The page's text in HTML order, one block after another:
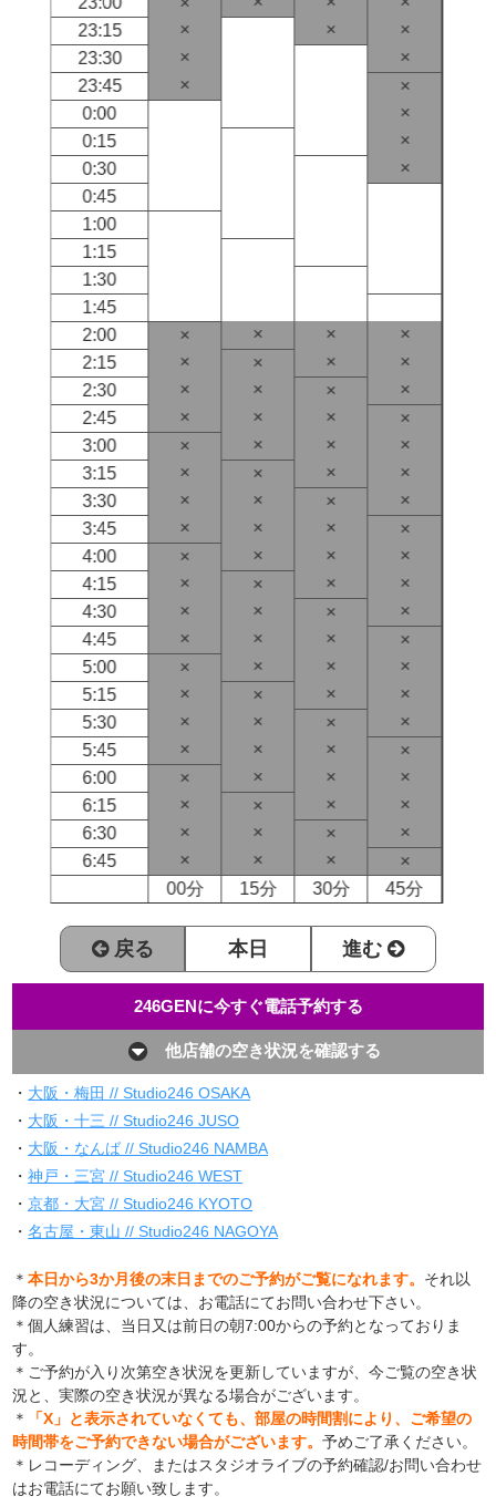
23:15
× ×
×
23:30
×
×
23:45
×
×
0:00
×
0:15
×
0:30
×
0:45
1:00
1:15
1:30
1:45
2:00
× × ×
×
2:15
× × ×
×
2:30
× × ×
×
2:45
× × ×
×
3:00
× × ×
×
3:15
× × ×
×
3:30
× × ×
×
3:45
× × ×
×
4:00
× × ×
×
4:15
× × ×
×
4:30
× × ×
×
4:45
× × ×
×
5:00
× × ×
×
5:15
× × ×
×
5:30
× × ×
×
5:45
× × ×
×
6:00
× × ×
×
6:15
× × ×
×
6:30
× × ×
×
6:45
× × ×
×
00分
15分 30分 45分
戻る 本日 進む
246GENに今すぐ電話予約する
他店舗の空き状況を確認する
・ 大阪・梅田 // Studio246 OSAKA
・ 大阪・十三 // Studio246 JUSO
・ 大阪・なんば // Studio246 NAMBA
・神戸・三宮 // Studio246 WEST
・京都・大宮 // Studio246 KYOTO
・名古屋・東山 // Studio246 NAGOYA
＊本日から3か月後の末日までのご予約がご覧になれます。 それ以
降の空き状況については、お電話にてお問い合わせ下さい。
＊個人練習は、当日又は前日の朝7:00からの予約となっておりま
す。
＊ご予約が入り次第空き状況を更新していますが、今ご覧の空き状
況と、実際の空き状況が異なる場合がございます。
＊
「X」と表示されていなくても、部屋の時間割により、ご希望の
時間帯をご予約できない場合がございます。予めご了承ください。
＊レコーディング、またはスタジオライブの予約確認/お問い合わせ
はお電話にてお願い致します。